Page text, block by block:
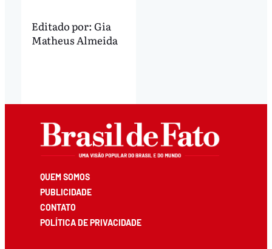
Editado por: Gia
Matheus Almeida
QUEM SOMOS
PUBLICIDADE
CONTATO
POLÍTICA DE PRIVACIDADE